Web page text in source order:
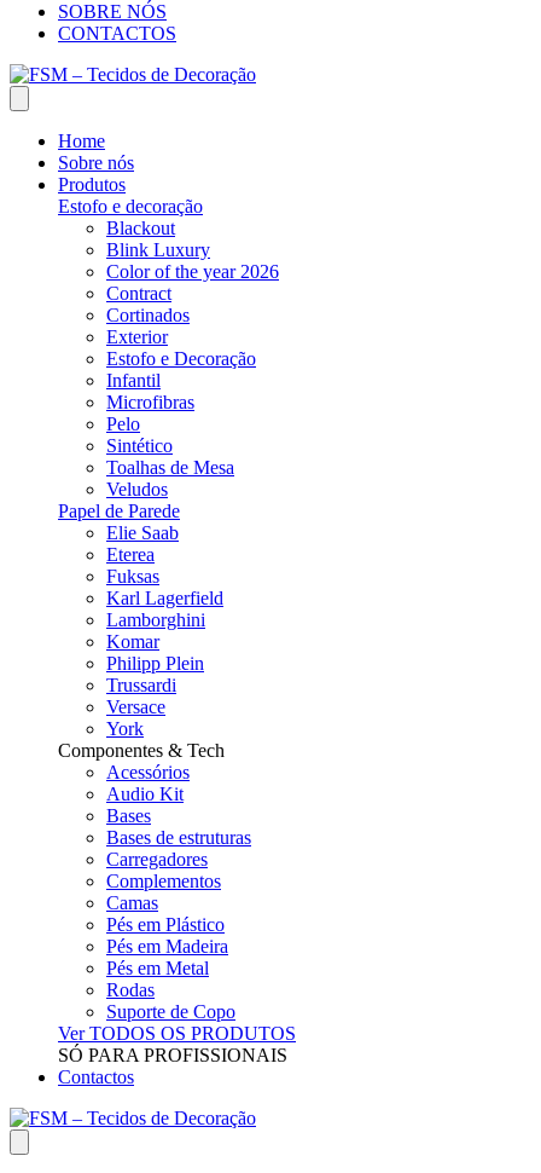
SOBRE NÓS
CONTACTOS
Home
Sobre nós
Produtos
Estofo e decoração
Blackout
Blink Luxury
Color of the year 2026
Contract
Cortinados
Exterior
Estofo e Decoração
Infantil
Microfibras
Pelo
Sintético
Toalhas de Mesa
Veludos
Papel de Parede
Elie Saab
Eterea
Fuksas
Karl Lagerfield
Lamborghini
Komar
Philipp Plein
Trussardi
Versace
York
Componentes & Tech
Acessórios
Audio Kit
Bases
Bases de estruturas
Carregadores
Complementos
Camas
Pés em Plástico
Pés em Madeira
Pés em Metal
Rodas
Suporte de Copo
Ver TODOS OS PRODUTOS
SÓ PARA PROFISSIONAIS
Contactos